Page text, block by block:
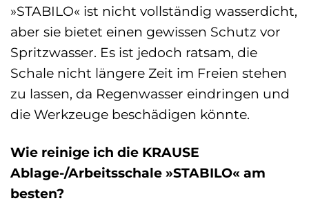
»STABILO« ist nicht vollständig wasserdicht,
aber sie bietet einen gewissen Schutz vor
Spritzwasser. Es ist jedoch ratsam, die
Schale nicht längere Zeit im Freien stehen
zu lassen, da Regenwasser eindringen und
die Werkzeuge beschädigen könnte.
Wie reinige ich die KRAUSE
Ablage-/Arbeitsschale »STABILO« am
besten?